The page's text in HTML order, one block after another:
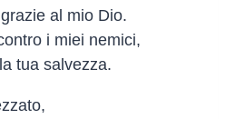
al mio Dio.
i miei nemici,
tua salvezza.